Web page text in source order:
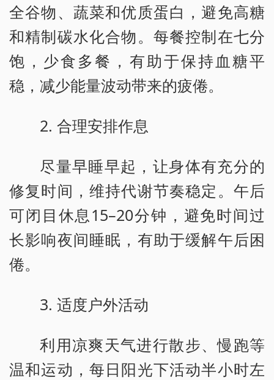
全谷物、蔬菜和优质蛋白，避免高糖
和精制碳水化合物。每餐控制在七分
饱，少食多餐，有助于保持血糖平
稳，减少能量波动带来的疲倦。
2. 合理安排作息
尽量早睡早起，让身体有充分的
修复时间，维持代谢节奏稳定。午后
可闭目休息15–20分钟，避免时间过
长影响夜间睡眠，有助于缓解午后困
倦。
3. 适度户外活动
利用凉爽天气进行散步、慢跑等
温和运动，每日阳光下活动半小时左